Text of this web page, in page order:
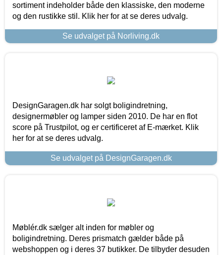
sortiment indeholder både den klassiske, den moderne
og den rustikke stil. Klik her for at se deres udvalg.
Se udvalget på Norliving.dk
DesignGaragen.dk har solgt boligindretning,
designermøbler og lamper siden 2010. De har en flot
score på Trustpilot, og er certificeret af E-mærket. Klik
her for at se deres udvalg.
Se udvalget på DesignGaragen.dk
Møblér.dk sælger alt inden for møbler og
boligindretning. Deres prismatch gælder både på
webshoppen og i deres 37 butikker. De tilbyder desuden